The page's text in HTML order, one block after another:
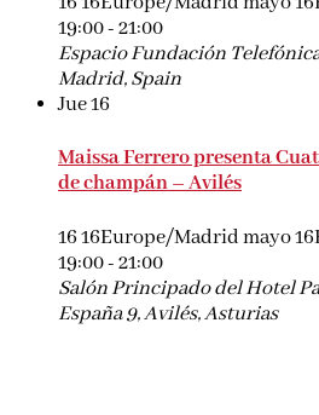
19:00-21:00
Espacio Fundación
Madrid, Spain
Jue16
Maissa Ferrero presenta
de champán – Avilés
16 16Europe/Madrid mayo
19:00-21:00
Salón Principado del Hotel
España 9, Avilés, Asturias